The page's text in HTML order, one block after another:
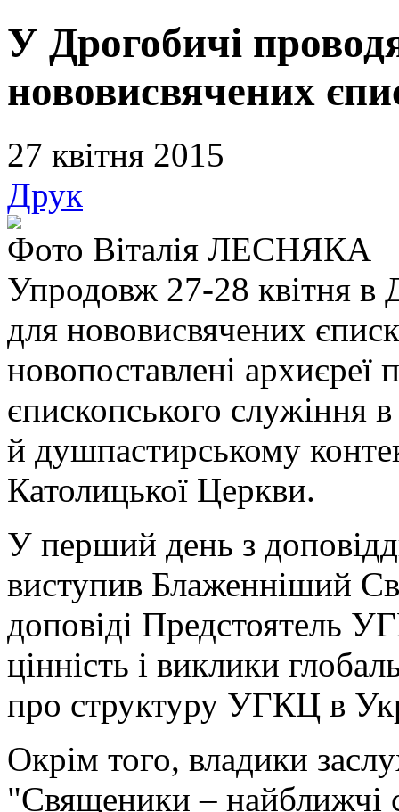
У Дрогобичі
нововисвячених
27 квітня 2015
Друк
Фото Віталія ЛЕСНЯКА
Упродовж 27-28 квітня в
для нововисвячених
новопоставлені архиєреї
єпископського служіння
й душпастирському
Католицької Церкви.
У перший день з
виступив Блаженніший
доповіді Предстоятель
цінність і виклики
про структуру УГКЦ в
Окрім того, владики
"Священики – найближчі